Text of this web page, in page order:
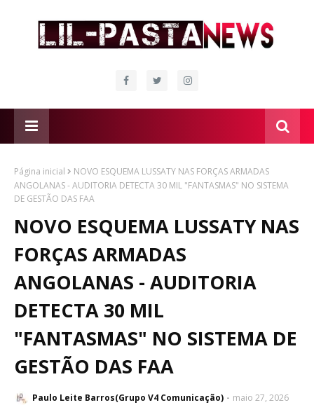
Página inicial
NOVO ESQUEMA LUSSATY NAS FORÇAS ARMADAS
ANGOLANAS - AUDITORIA DETECTA 30 MIL "FANTASMAS" NO SISTEMA
DE GESTÃO DAS FAA
NOVO ESQUEMA LUSSATY NAS
FORÇAS ARMADAS
ANGOLANAS - AUDITORIA
DETECTA 30 MIL
"FANTASMAS" NO SISTEMA DE
GESTÃO DAS FAA
Paulo Leite Barros(Grupo V4 Comunicação) maio 27, 2026